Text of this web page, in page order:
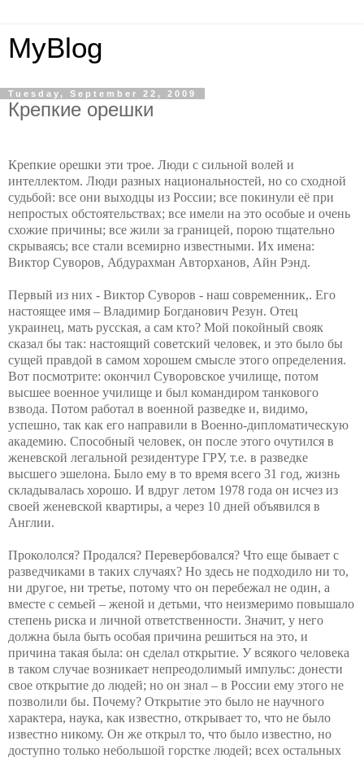
MyBlog
Tuesday, September 22, 2009
Крепкие орешки
Крепкие орешки эти трое. Люди с сильной волей и
интеллектом. Люди разных национальностей, но со сходной
судьбой: все они выходцы из России; все покинули её при
непростых обстоятельствах; все имели на это особые и очень
схожие причины; все жили за границей, порою тщательно
скрываясь; все стали всемирно известными. Их имена:
Виктор Суворов, Абдурахман Авторханов, Айн Рэнд.
Первый из них - Виктор Суворов - наш современник,. Его
настоящее имя – Владимир Богданович Резун. Отец
украинец, мать русская, а сам кто? Мой покойный свояк
сказал бы так: настоящий советский человек, и это было бы
сущей правдой в самом хорошем смысле этого определения.
Вот посмотрите: окончил Суворовское училище, потом
высшее военное училище и был командиром танкового
взвода. Потом работал в военной разведке и, видимо,
успешно, так как его направили в Военно-дипломатическую
академию. Способный человек, он после этого очутился в
женевской легальной резидентуре ГРУ, т.е. в разведке
высшего эшелона. Было ему в то время всего 31 год, жизнь
складывалась хорошо. И вдруг летом 1978 года он исчез из
своей женевской квартиры, а через 10 дней объявился в
Англии.
Прокололся? Продался? Перевербовался? Что еще бывает с
разведчиками в таких случаях? Но здесь не подходило ни то,
ни другое, ни третье, потому что он перебежал не один, а
вместе с семьей – женой и детьми, что неизмеримо повышало
степень риска и личной ответственности. Значит, у него
должна была быть особая причина решиться на это, и
причина такая была: он сделал открытие. У всякого человека
в таком случае возникает непреодолимый импульс: донести
свое открытие до людей; но он знал – в России ему этого не
позволили бы. Почему? Открытие это было не научного
характера, наука, как известно, открывает то, что не было
известно никому. Он же открыл то, что было известно, но
доступно только небольшой горстке людей; всех остальных